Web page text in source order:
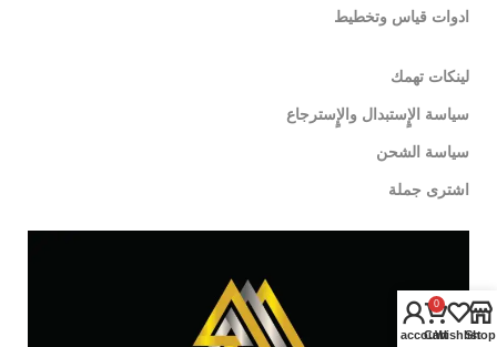
ادوات قياس وتخطيط
لينكات تهمك
سياسة الإٍستبدال والإٍسترجاع
سياسة الشحن
اشترى جملة
Shop
Wishlist
0
Cart
My account